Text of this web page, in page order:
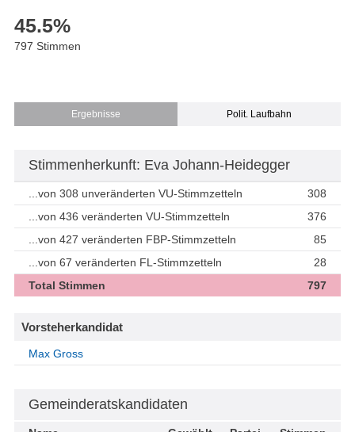
45.5%
797 Stimmen
Ergebnisse Polit. Laufbahn
Stimmenherkunft: Eva Johann-Heidegger
...von 308 unveränderten VU-Stimmzetteln
308
...von 436 veränderten VU-Stimmzetteln
376
...von 427 veränderten FBP-Stimmzetteln
85
...von 67 veränderten FL-Stimmzetteln
28
Total Stimmen
797
Vorsteherkandidat
Max Gross
Gemeinderatskandidaten